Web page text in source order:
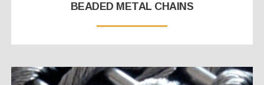
BEADED METAL CHAINS